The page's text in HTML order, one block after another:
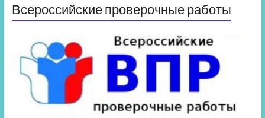
Всероссийские проверочные работы